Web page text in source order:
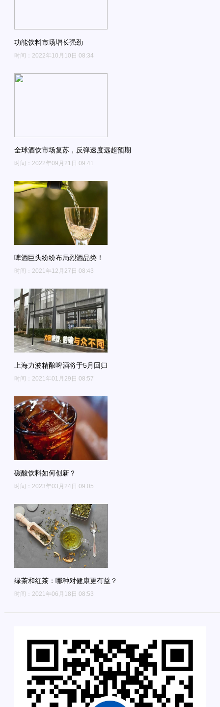
功能饮料市场增长强劲
时间：2022年10月10日 08:34
全球酒饮市场复苏，反弹速度远超预期
时间：2022年09月21日 09:41
啤酒巨头纷纷布局烈酒品类！
时间：2021年12月27日 08:43
上海力波精酿啤酒将于5月回归
时间：2021年01月29日 08:57
碳酸饮料如何创新？
时间：2023年03月24日 09:05
绿茶和红茶：哪种对健康更有益？
时间：2021年06月18日 08:53